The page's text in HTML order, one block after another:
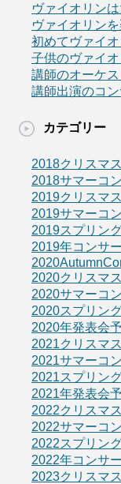
ヴァイオリン
ヴァイオリン
初めてヴァイ
子供のヴァイ
講師のオーケス
講師出演のコン
カテゴリー
2018クリスマ
2018サマーコ
2019クリスマ
2019サマーコ
2019スプリン
2019年コンサ
2020クリスマ
2020サマーコ
2020スプリン
2020年発表会
2021クリスマ
2021サマーコ
2021スプリン
2021年発表会
2022クリスマ
2022サマーコ
2022スプリン
2022年コンサ
2023クリスマ